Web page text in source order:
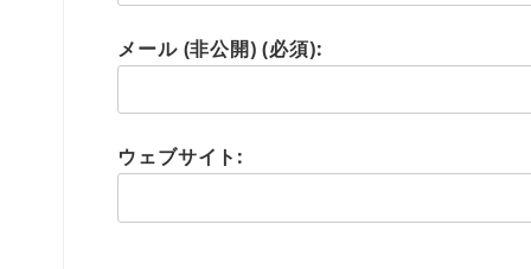
メール (非公開) (必須):
ウェブサイト: